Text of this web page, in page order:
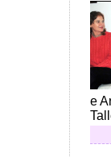
e